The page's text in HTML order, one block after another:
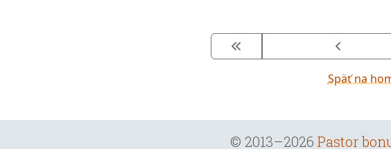
Späť na
© 2013–2026 Pastor